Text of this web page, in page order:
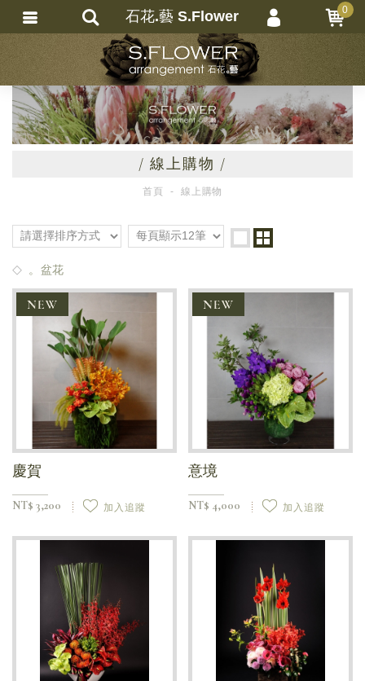
/ 線上購物 /
首頁 線上購物
。盆花
慶賀
NT$ 3,200 加入追蹤
意境
NT$ 4,000 加入追蹤
石花.藝 S.Flower 0
會員登入
會員註冊
忘記密碼
訂單查詢
追蹤清單
繁體中文